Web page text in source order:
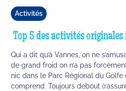
Activités
Top 5 des activités
Qui a dit qu’à Vannes, on ne
de grand froid on n’a pas
nic dans le Parc Régional du Golfe
comprend. Toujours debout